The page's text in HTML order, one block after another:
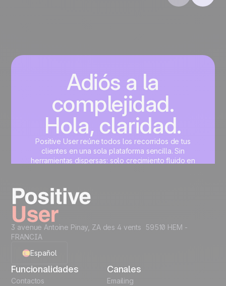
Adiós a la
complejidad.
Hola, claridad.
Positive User reúne todos los recorridos de tus
clientes en una sola plataforma sencilla. Sin
herramientas dispersas: solo crecimiento fluido en
3 avenue Antoine Pinay, ZA des 4 vents 59510 HEM -
FRANCIA
Español
English
Funcionalidades
Contactos
Canales
Emailing